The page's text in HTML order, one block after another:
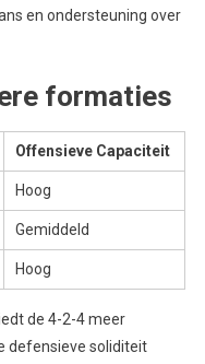
en ondersteuning over
formaties
Offensieve Capaciteit
Hoog
Gemiddeld
Hoog
de 4-2-4 meer
defensieve soliditeit